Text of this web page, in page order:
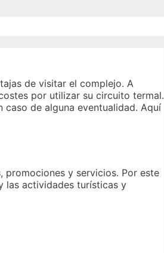
de visitar el complejo. A
por utilizar su circuito termal.
de alguna eventualidad. Aquí
promociones y servicios. Por este
las actividades turísticas y